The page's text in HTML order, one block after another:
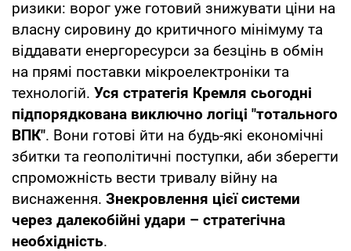
ризики: ворог уже готовий знижувати ціни на
власну сировину до критичного мінімуму та
віддавати енергоресурси за безцінь в обмін
на прямі поставки мікроелектроніки та
технологій. Уся стратегія Кремля сьогодні
підпорядкована виключно логіці "тотального
ВПК". Вони готові йти на будь-які економічні
збитки та геополітичні поступки, аби зберегти
спроможність вести тривалу війну на
виснаження. Знекровлення цієї системи
через далекобійні удари – стратегічна
необхідність.